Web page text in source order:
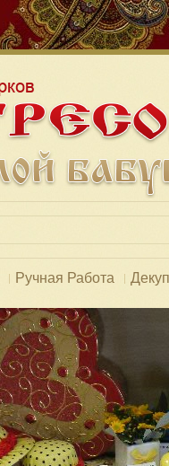
Ручная Работа